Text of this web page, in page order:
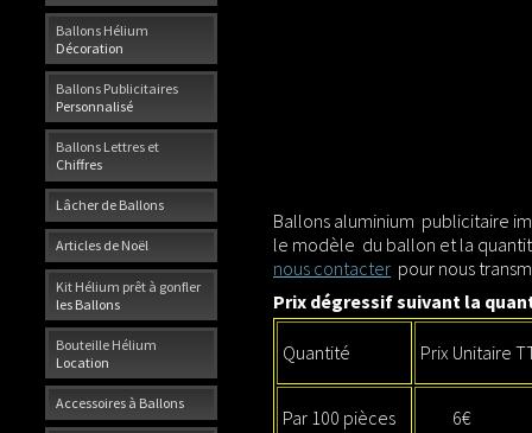
Ballons Hélium
Décoration
Ballons Publicitaires
Personnalisé
Ballons Lettres et
Chiffres
Lâcher de Ballons
Articles de Noël
Kit Hélium prêt à gonfler
les Ballons
Bouteille Hélium
Location
Accessoires à Ballons
Ballons aluminium publicitaire
le modèle du ballon et la
nous contacter pour nous
Prix dégressif suivant la
Quantité Prix Unitaire
Par 100 pièces 6€